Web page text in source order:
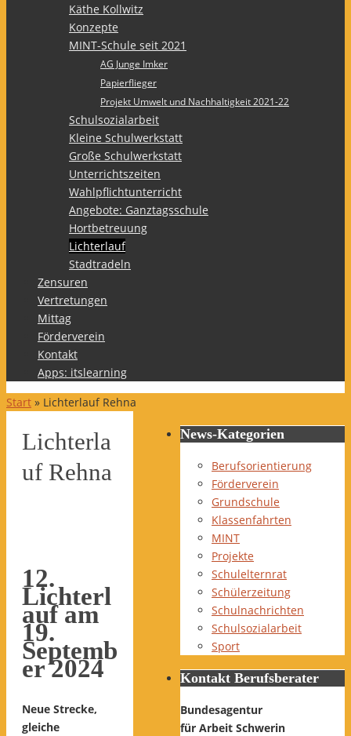
Käthe Kollwitz
Konzepte
MINT-Schule seit 2021
AG Junge Imker
Papierflieger
Projekt Umwelt und Nachhaltigkeit 2021-22
Schulsozialarbeit
Kleine Schulwerkstatt
Große Schulwerkstatt
Unterrichtszeiten
Wahlpflichtunterricht
Angebote: Ganztagsschule
Hortbetreuung
Lichterlauf
Stadtradeln
Zensuren
Vertretungen
Mittag
Förderverein
Kontakt
Apps: itslearning
Start » Lichterlauf Rehna
Lichterla
uf Rehna
12.
Lichterl
auf am
19.
Septemb
er 2024
Neue Strecke,
gleiche
News-Kategorien
Berufsorientierung
Förderverein
Grundschule
Klassenfahrten
MINT
Projekte
Schulelternrat
Schülerzeitung
Schulnachrichten
Schulsozialarbeit
Sport
Kontakt Berufsberater
Bundesagentur
für Arbeit Schwerin